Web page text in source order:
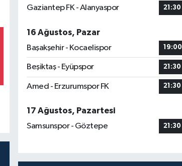
Gaziantep FK - Alanyaspor 21:30
16 Ağustos, Pazar
Başakşehir - Kocaelispor
19:00
Beşiktaş - Eyüpspor 21:30
Amed - Erzurumspor FK 21:30
17 Ağustos, Pazartesi
Samsunspor - Göztepe
21:30